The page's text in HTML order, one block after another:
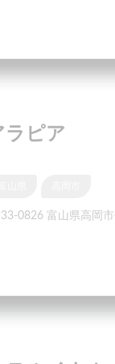
ラピア
0826 富山県高岡